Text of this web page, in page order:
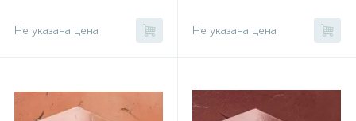
Не указана цена Не указана цена